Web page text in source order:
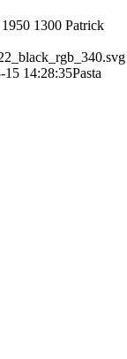
1950 1300 Patrick
15 14:28:35Pasta